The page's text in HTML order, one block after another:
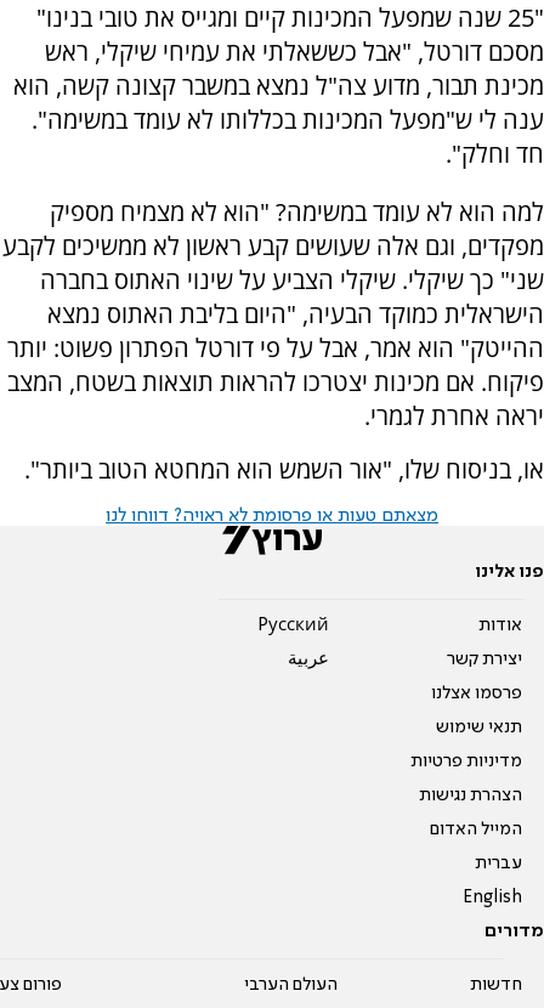
"25 שנה שמפעל המכינות קיים ומגייס את טובי בנינו"
מסכם דורטל, "אבל כששאלתי את עמיחי שיקלי, ראש
מכינת תבור, מדוע צה"ל נמצא במשבר קצונה קשה, הוא
ענה לי ש"מפעל המכינות בכללותו לא עומד במשימה".
חד וחלק".
למה הוא לא עומד במשימה? "הוא לא מצמיח מספיק
מפקדים, וגם אלה שעושים קבע ראשון לא ממשיכים לקבע
שני" כך שיקלי. שיקלי הצביע על שינוי האתוס בחברה
הישראלית כמוקד הבעיה, "היום בליבת האתוס נמצא
ההייטק" הוא אמר, אבל על פי דורטל הפתרון פשוט: יותר
פיקוח. אם מכינות יצטרכו להראות תוצאות בשטח, המצב
יראה אחרת לגמרי.
או, בניסוח שלו, "אור השמש הוא המחטא הטוב ביותר".
מצאתם טעות או פרסומת לא ראויה? דווחו לנו
פנו אלינו
אודות
יצירת קשר
פרסמו אצלנו
תנאי שימוש
מדיניות פרטיות
הצהרת נגישות
המייל האדום
עברית
English
Pусский
عربية
מדורים
חדשות העולם הערבי פורום